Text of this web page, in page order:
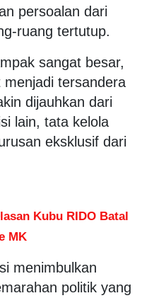
persoalan dari
ruang tertutup.
sangat besar,
menjadi tersandera
dijauhkan dari
lain, tata kelola
eksklusif dari
Kubu RIDO Batal
MK
menimbulkan
politik yang